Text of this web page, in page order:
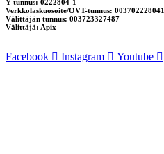
Y-tunnus: 0222804-1
Verkkolaskuosoite/OVT-tunnus: 003702228041
Välittäjän tunnus: 003723327487
Välittäjä: Apix
Facebook Instagram Youtube